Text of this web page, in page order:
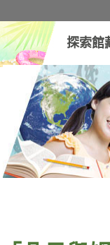
探索館